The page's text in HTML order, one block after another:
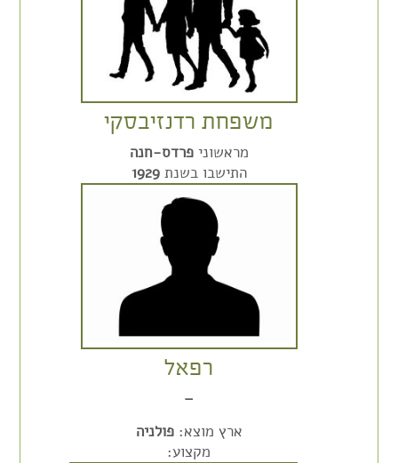
משפחת רדנזיבסקי
מראשוניפרדס-חנה
התישבו בשנת1929
רפאל
–
ארץ מוצא:פולניה
מקצוע: